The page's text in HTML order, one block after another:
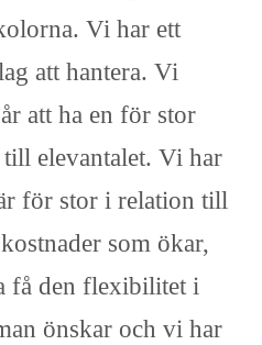
Vi har ett
att hantera. Vi
att ha en för stor
elevantalet. Vi har
för stor i relation till
som ökar,
få den flexibilitet i
önskar och vi har